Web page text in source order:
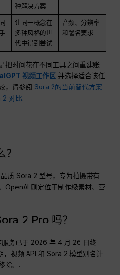
种解决方案
让同一概念在
多种风格的世
代中得到尝试
音频、分辨率
和署名要求
把时间花在不同工具之间重建账
视频工作区 并选择适合该任
，请参阅Sora 2的当前替代方案
2 对比.
质 Sora 2 型号，专为拍摄带有
OpenAI 则定位于制作级素材、营
2 Pro 吗？
务已于 2026 年 4 月 26 日终
，视频 API 和 Sora 2 模型别名计
除。.